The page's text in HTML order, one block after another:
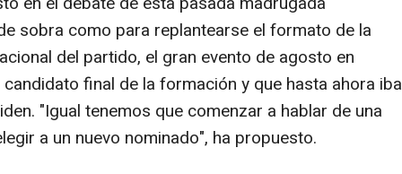
sobra como para replantearse el formato de la
del partido, el gran evento de agosto en
final de la formación y que hasta ahora iba
"Igual tenemos que comenzar a hablar de una
a un nuevo nominado", ha propuesto.